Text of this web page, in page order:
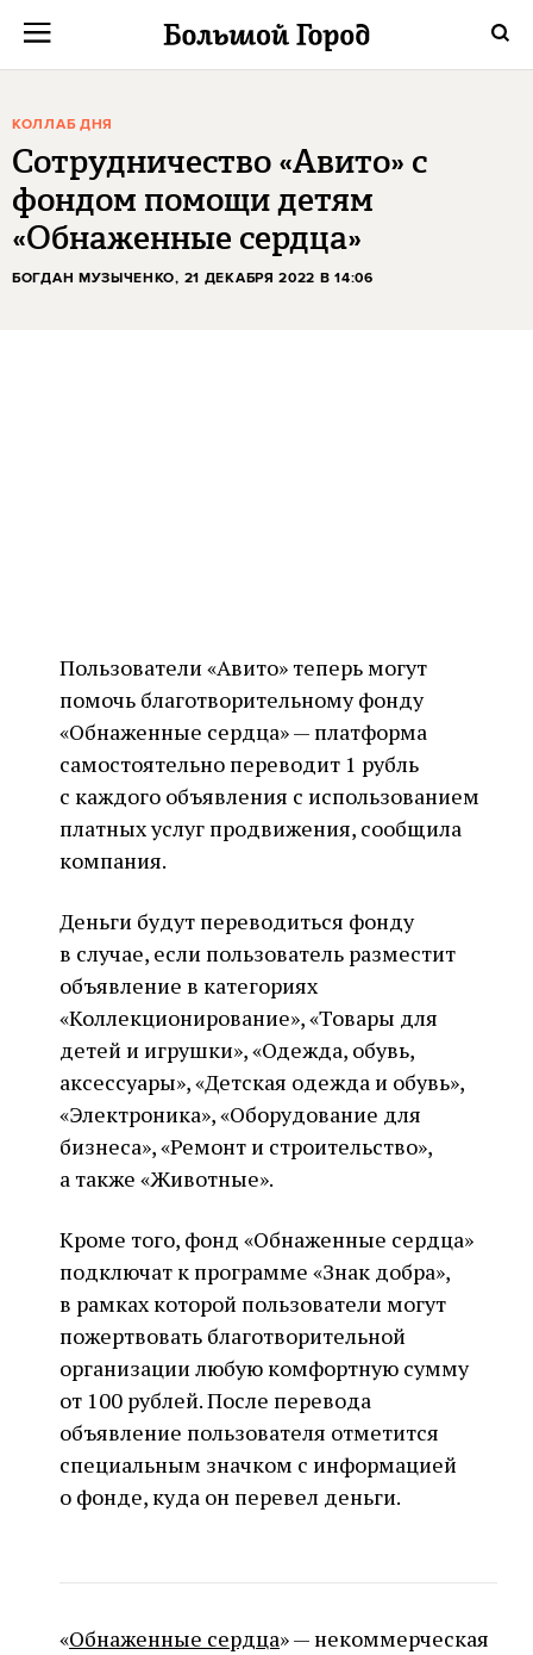
КОЛЛАБ ДНЯ
Сотрудничество «Авито» с
фондом помощи детям
«Обнаженные сердца»
БОГДАН МУЗЫЧЕНКО, 21 ДЕКАБРЯ 2022 В 14:06
Пользователи «Авито» теперь могут
помочь благотворительному фонду
«Обнаженные сердца» — платформа
самостоятельно переводит 1 рубль
с каждого объявления с использованием
платных услуг продвижения, сообщила
компания.
Деньги будут переводиться фонду
в случае, если пользователь разместит
объявление в категориях
«Коллекционирование», «Товары для
детей и игрушки», «Одежда, обувь,
аксессуары», «Детская одежда и обувь»,
«Электроника», «Оборудование для
бизнеса», «Ремонт и строительство»,
а также «Животные».
Кроме того, фонд «Обнаженные сердца»
подключат к программе «Знак добра»,
в рамках которой пользователи могут
пожертвовать благотворительной
организации любую комфортную сумму
от 100 рублей. После перевода
объявление пользователя отметится
специальным значком с информацией
о фонде, куда он перевел деньги.
«Обнаженные сердца» — некоммерческая